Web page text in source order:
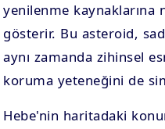
yenilenme kaynaklarına
gösterir. Bu asteroid,
aynı zamanda zihinsel
koruma yeteneğini de
Hebe'nin haritadaki